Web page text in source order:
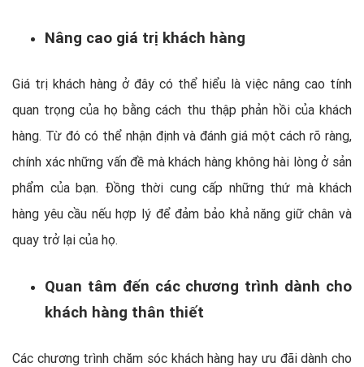
Nâng cao giá trị khách hàng
Giá trị khách hàng ở đây có thể hiểu là việc nâng cao tính
quan trọng của họ bằng cách thu thập phản hồi của khách
hàng. Từ đó có thể nhận định và đánh giá một cách rõ ràng,
chính xác những vấn đề mà khách hàng không hài lòng ở sản
phẩm của bạn. Đồng thời cung cấp những thứ mà khách
hàng yêu cầu nếu hợp lý để đảm bảo khả năng giữ chân và
quay trở lại của họ.
Quan tâm đến các chương trình dành cho
khách hàng thân thiết
Các chương trình chăm sóc khách hàng hay ưu đãi dành cho